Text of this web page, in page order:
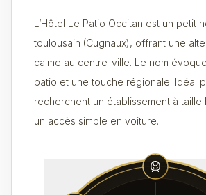
L’Hôtel Le Patio Occitan est un petit
toulousain (Cugnaux), offrant une
calme au centre-ville. Le nom
patio et une touche régionale. Idéal
recherchent un établissement à taille
un accès simple en voiture.